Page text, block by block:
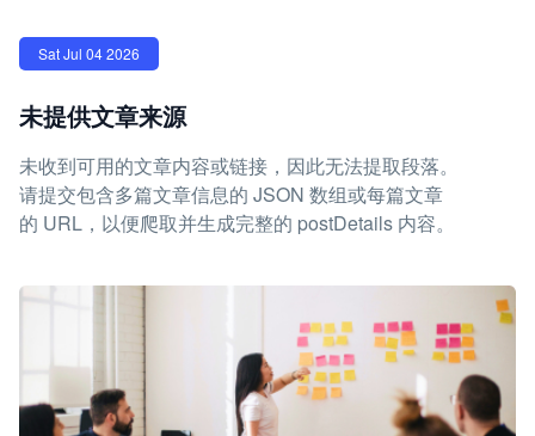
Sat Jul 04 2026
未提供文章来源
未收到可用的文章内容或链接，因此无法提取段落。
请提交包含多篇文章信息的 JSON 数组或每篇文章
的 URL，以便爬取并生成完整的 postDetails 内容。